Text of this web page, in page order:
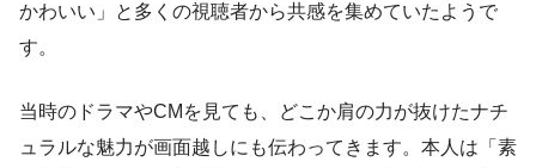
かわいい」と多くの視聴者から共感を集めていたようで
す。
当時のドラマやCMを見ても、どこか肩の力が抜けたナチ
ュラルな魅力が画面越しにも伝わってきます。本人は「素